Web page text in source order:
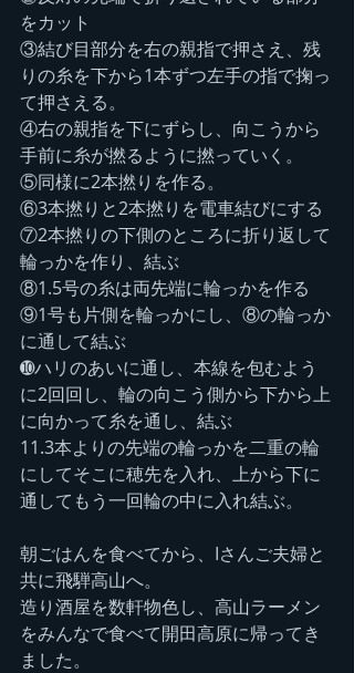
をカット
③結び目部分を右の親指で押さえ、残
りの糸を下から1本ずつ左手の指で掬っ
て押さえる。
④右の親指を下にずらし、向こうから
手前に糸が撚るように撚っていく。
⑤同様に2本撚りを作る。
⑥3本撚りと2本撚りを電車結びにする
⑦2本撚りの下側のところに折り返して
輪っかを作り、結ぶ
⑧1.5号の糸は両先端に輪っかを作る
⑨1号も片側を輪っかにし、⑧の輪っか
に通して結ぶ
➓ハリのあいに通し、本線を包むよう
に2回回し、輪の向こう側から下から上
に向かって糸を通し、結ぶ
11.3本よりの先端の輪っかを二重の輪
にしてそこに穂先を入れ、上から下に
通してもう一回輪の中に入れ結ぶ。
朝ごはんを食べてから、Iさんご夫婦と
共に飛騨高山へ。
造り酒屋を数軒物色し、高山ラーメン
をみんなで食べて開田高原に帰ってき
ました。